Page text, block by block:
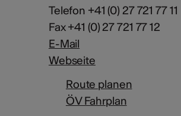
Telefon +41 (0) 27 721 77 11
Fax +41 (0) 27 721 77 12
E-Mail
Webseite
Route planen
ÖV Fahrplan